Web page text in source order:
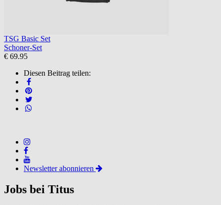
TSG Basic Set
Schoner-Set
€ 69.95
Diesen Beitrag teilen:
Newsletter abonnieren
Jobs bei Titus